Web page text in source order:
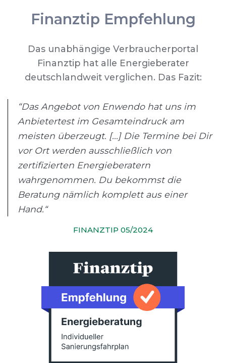
Finanztip Empfehlung
Das unabhängige Verbraucherportal
Finanztip hat alle Energieberater
deutschlandweit verglichen. Das Fazit:
“Das Angebot von Enwendo hat uns im
Anbietertest im Gesamteindruck am
meisten überzeugt. [...] Die Termine bei Dir
vor Ort werden ausschließlich von
zertifizierten Energieberatern
wahrgenommen. Du bekommst die
Beratung nämlich komplett aus einer
Hand.“
FINANZTIP 05/2024